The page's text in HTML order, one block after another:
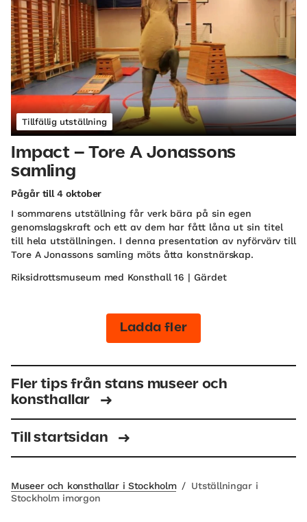
Tillfällig utställning
Impact – Tore A Jonassons
samling
Pågår till 4 oktober
I sommarens utställning får verk bära på sin egen
genomslagskraft och ett av dem har fått låna ut sin titel
till hela utställningen. I denna presentation av nyförvärv till
Tore A Jonassons samling möts åtta konstnärskap.
Riksidrottsmuseum med Konsthall 16 | Gärdet
Ladda fler
Fler tips från stans museer och
konsthallar
Till startsidan
Museer och konsthallar i Stockholm / Utställningar i
Stockholm imorgon